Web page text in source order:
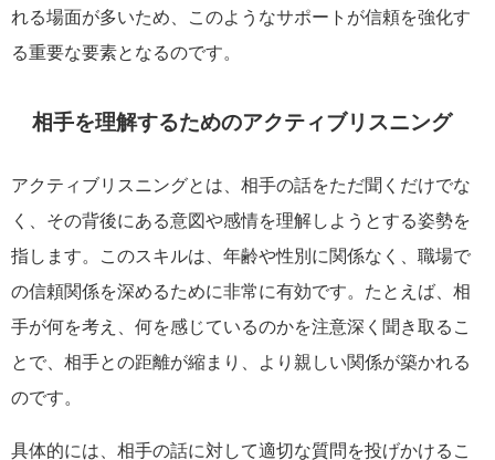
れる場面が多いため、このようなサポートが信頼を強化す
る重要な要素となるのです。
相手を理解するためのアクティブリスニング
アクティブリスニングとは、相手の話をただ聞くだけでな
く、その背後にある意図や感情を理解しようとする姿勢を
指します。このスキルは、年齢や性別に関係なく、職場で
の信頼関係を深めるために非常に有効です。たとえば、相
手が何を考え、何を感じているのかを注意深く聞き取るこ
とで、相手との距離が縮まり、より親しい関係が築かれる
のです。
具体的には、相手の話に対して適切な質問を投げかけるこ